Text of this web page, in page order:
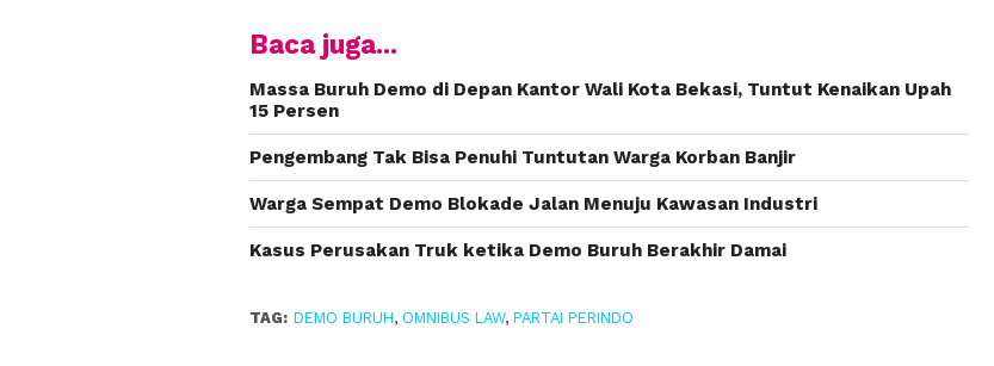
Baca juga...
Massa Buruh Demo di Depan Kantor Wali Kota Bekasi, Tuntut Kenaikan Upah
15 Persen
Pengembang Tak Bisa Penuhi Tuntutan Warga Korban Banjir
Warga Sempat Demo Blokade Jalan Menuju Kawasan Industri
Kasus Perusakan Truk ketika Demo Buruh Berakhir Damai
TAG: DEMO BURUH, OMNIBUS LAW, PARTAI PERINDO